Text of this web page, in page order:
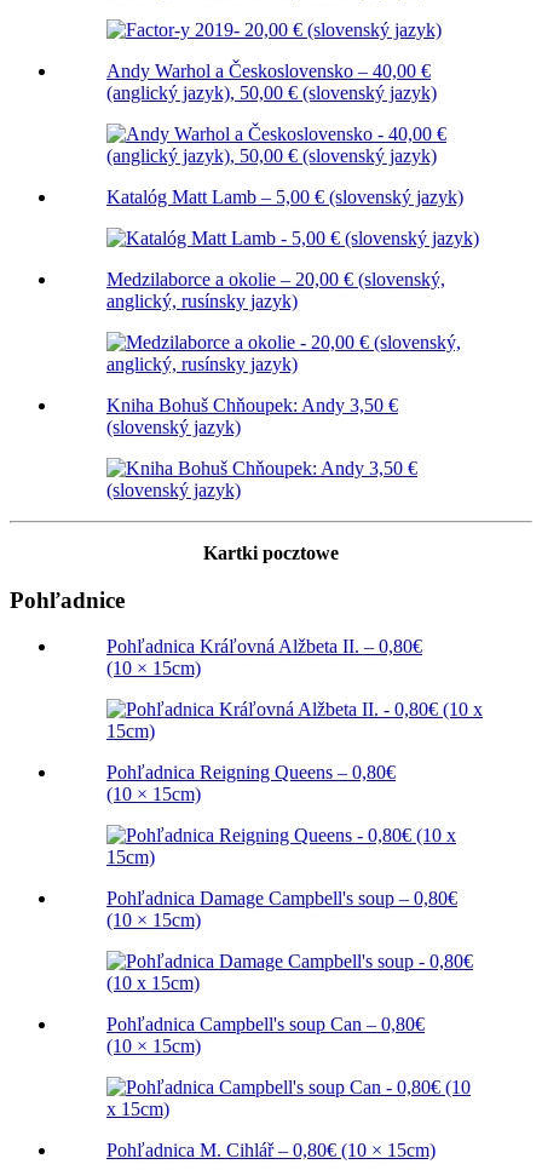
Andy Warhol a Československo – 40,00 €
(anglický jazyk), 50,00 € (slovenský jazyk)
Katalóg Matt Lamb – 5,00 € (slovenský jazyk)
Medzilaborce a okolie – 20,00 € (slovenský,
anglický, rusínsky jazyk)
Kniha Bohuš Chňoupek: Andy 3,50 €
(slovenský jazyk)
Kartki pocztowe
Pohľadnice
Pohľadnica Kráľovná Alžbeta II. – 0,80€
(10 × 15cm)
Pohľadnica Reigning Queens – 0,80€
(10 × 15cm)
Pohľadnica Damage Campbell's soup – 0,80€
(10 × 15cm)
Pohľadnica Campbell's soup Can – 0,80€
(10 × 15cm)
Pohľadnica M. Cihlář – 0,80€ (10 × 15cm)